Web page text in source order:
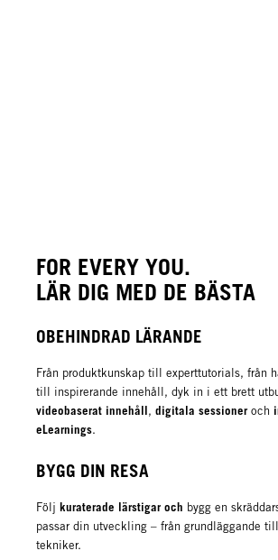
FOR EVERY YOU.
LÄR DIG MED DE BÄSTA
OBEHINDRAD LÄRANDE
Från produktkunskap till experttutorials, från
till inspirerande innehåll, dyk in i ett brett
videobaserat innehåll, digitala sessioner och
eLearnings.
BYGG DIN RESA
Följ kuraterade lärstigar och bygg en
passar din utveckling – från grundläggande
tekniker.